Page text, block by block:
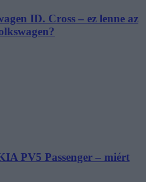
ID. Cross – ez lenne az
PV5 Passenger – miért